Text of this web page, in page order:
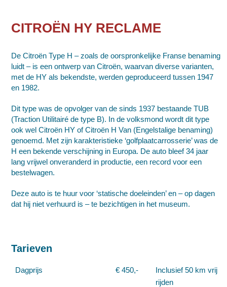
CITROËN HY RECLAME
De Citroën Type H – zoals de oorspronkelijke Franse benaming
luidt – is een ontwerp vanCitroën, waarvan diverse varianten,
met de HY als bekendste, werden geproduceerd tussen 1947
en 1982.
Dit type was de opvolger van de sinds 1937 bestaande TUB
(Traction Utilitairé de type B). In de volksmond wordt dit type
ook wel Citroën HY of Citroën H Van (Engelstalige benaming)
genoemd. Met zijn karakteristieke ‘golfplaatcarrosserie’ was de
H een bekende verschijning in Europa. De auto bleef 34 jaar
lang vrijwel onveranderd in productie, een record voor een
bestelwagen.
Deze auto is te huur voor ‘statische doeleinden’ en – op dagen
dat hij niet verhuurd is – te bezichtigen in het museum.
Tarieven
Dagprijs € 450,-
Inclusief 50 km vrij
rijden